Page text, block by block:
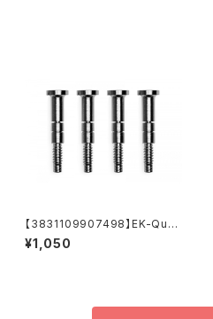
【3831109907498】EK-Quan
tum Velocity² Mounting Sc
rew AM5 - Nickel (4pcs)
¥1,050